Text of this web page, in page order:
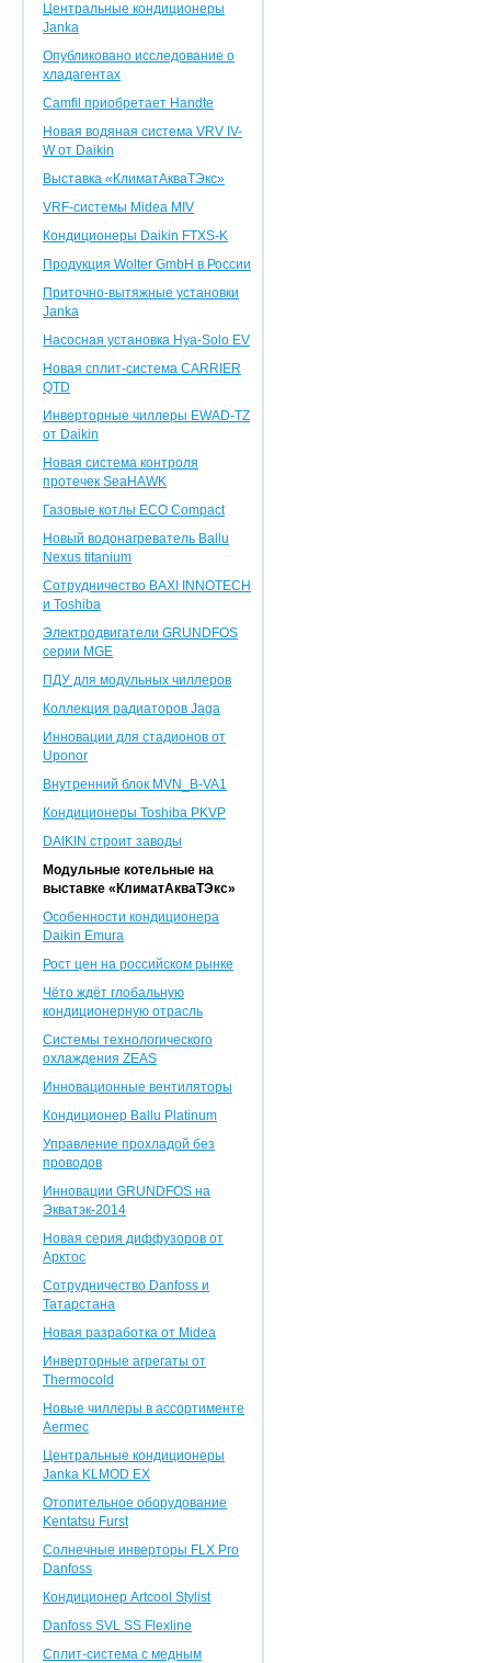
Центральные кондиционеры
Janka
Опубликовано исследование о
хладагентах
Camfil приобретает Handte
Новая водяная система VRV IV-
W от Daikin
Выставка «КлиматАкваТЭкс»
VRF-системы Midea MIV
Кондиционеры Daikin FTXS-K
Продукция Wolter GmbH в России
Приточно-вытяжные установки
Janka
Насосная установка Hya-Solo EV
Новая сплит-система CARRIER
QTD
Инверторные чиллеры EWAD-TZ
от Daikin
Новая система контроля
протечек SeaHAWK
Газовые котлы ECO Compact
Новый водонагреватель Ballu
Nexus titanium
Сотрудничество BAXI INNOTEСH
и Toshiba
Электродвигатели GRUNDFOS
серии MGE
ПДУ для модульных чиллеров
Коллекция радиаторов Jaga
Инновации для стадионов от
Uponor
Внутренний блок MVN_B-VA1
Кондиционеры Toshiba PKVP
DAIKIN строит заводы
Модульные котельные на
выставке «КлиматАкваТЭкс»
Особенности кондиционера
Daikin Emura
Рост цен на российском рынке
Чёто ждёт глобальную
кондиционерную отрасль
Системы технологического
охлаждения ZEAS
Инновационные вентиляторы
Кондиционер Ballu Platinum
Управление прохладой без
проводов
Инновации GRUNDFOS на
Экватэк-2014
Новая серия диффузоров от
Арктос
Сотрудничество Danfoss и
Татарстана
Новая разработка от Midea
Инверторные агрегаты от
Thermocold
Новые чиллеры в ассортименте
Aermec
Центральные кондиционеры
Janka KLMOD EX
Отопительное оборудование
Kentatsu Furst
Солнечные инверторы FLX Pro
Danfoss
Кондиционер Artcool Stylist
Danfoss SVL SS Flexline
Сплит-система с медным